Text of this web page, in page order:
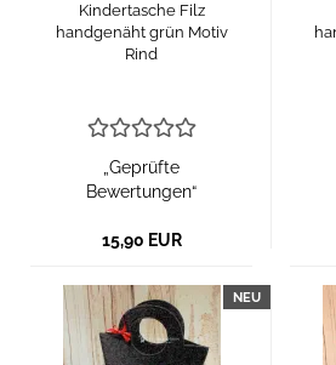
Kindertasche Filz
handgenäht grün Motiv
Rind
„Geprüfte
Bewertungen“
15,90 EUR
NEU